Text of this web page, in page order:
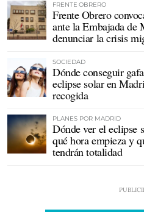
FRENTE OBRERO
Frente Obrero
ante la Embajada de
denunciar la crisis
SOCIEDAD
Dónde conseguir
eclipse solar en
recogida
PLANES POR MADRID
Dónde ver el eclipse
qué hora empieza y
tendrán totalidad